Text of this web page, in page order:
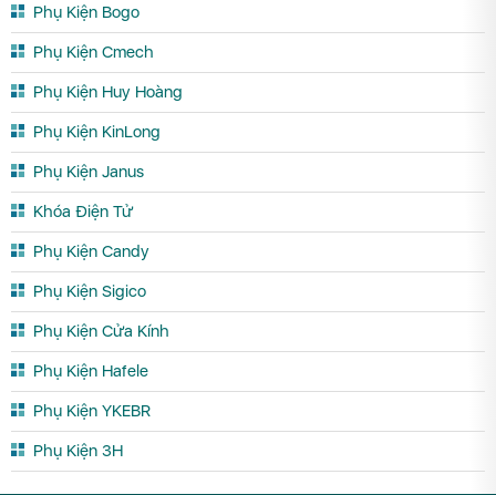
Phụ Kiện Bogo
Phụ Kiện Cmech
Phụ Kiện Huy Hoàng
Phụ Kiện KinLong
Phụ Kiện Janus
Khóa Điện Tử
Phụ Kiện Candy
Phụ Kiện Sigico
Phụ Kiện Cửa Kính
Phụ Kiện Hafele
Phụ Kiện YKEBR
Phụ Kiện 3H